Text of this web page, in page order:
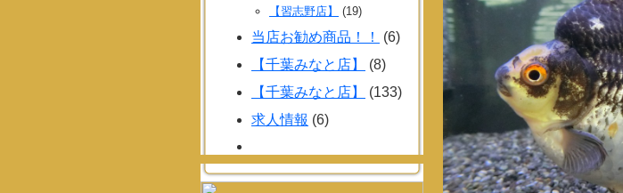
【習志野店】
(19)
当店お勧め商品！！
(6)
【千葉みなと店】
(8)
【千葉みなと店】
(133)
求人情報 (6)